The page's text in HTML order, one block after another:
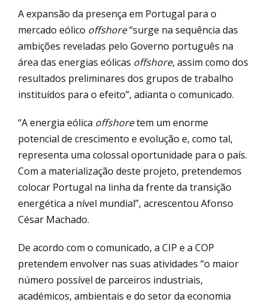
A expansão da presença em Portugal para o
mercado eólico offshore“surge na sequência das
ambições reveladas pelo Governo português na
área das energias eólicas offshore, assim como dos
resultados preliminares dos grupos de trabalho
instituídos para o efeito”, adianta o comunicado.
“A energia eólica offshoretem um enorme
potencial de crescimento e evolução e, como tal,
representa uma colossal oportunidade para o país.
Com a materialização deste projeto, pretendemos
colocar Portugal na linha da frente da transição
energética a nível mundial”, acrescentou Afonso
César Machado.
De acordo com o comunicado, a CIP e a COP
pretendem envolver nas suas atividades “o maior
número possível de parceiros industriais,
académicos, ambientais e do setor da economia